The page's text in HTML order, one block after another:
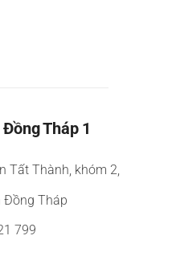
Tháp 1
Tất Thành, khóm 2,
Đồng Tháp
799